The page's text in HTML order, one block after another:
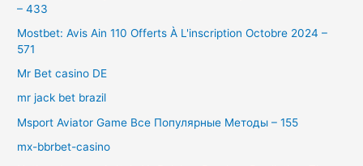
– 433
Mostbet: Avis Ain 110 Offerts À L'inscription Octobre 2024 –
571
Mr Bet casino DE
mr jack bet brazil
Msport Aviator Game Все Популярные Методы – 155
mx-bbrbet-casino